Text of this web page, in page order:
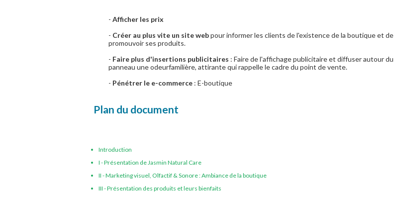
- Afficher les prix
- Créer au plus vite un site webpour informer les clients de l'existence de la boutique et de
promouvoir ses produits.
- Faire plus d'insertions publicitaires : Faire de l'affichage publicitaire et diffuser autour du
panneau une odeurfamilière, attirante qui rappelle le cadre du point de vente.
- Pénétrer le e-commerce : E-boutique
Plan du document
Introduction
I - Présentation de Jasmin Natural Care
II - Marketing visuel, Olfactif & Sonore : Ambiance de la boutique
III - Présentation des produits et leurs bienfaits